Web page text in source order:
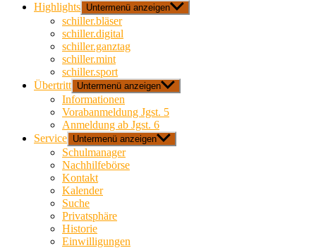
Highlights Untermenü anzeigen
schiller.bläser
schiller.digital
schiller.ganztag
schiller.mint
schiller.sport
Übertritt Untermenü anzeigen
Informationen
Vorabanmeldung Jgst. 5
Anmeldung ab Jgst. 6
Service Untermenü anzeigen
Schulmanager
Nachhilfebörse
Kontakt
Kalender
Suche
Privatsphäre
Historie
Einwilligungen